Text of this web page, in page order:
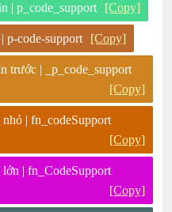
| p_code_support [Copy]
p-code-support [Copy]
trước | _p_code_support
[Copy]
| fn_codeSupport
[Copy]
| fn_CodeSupport
[Copy]